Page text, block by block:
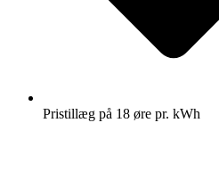
Pristillæg på 18 øre pr. kWh